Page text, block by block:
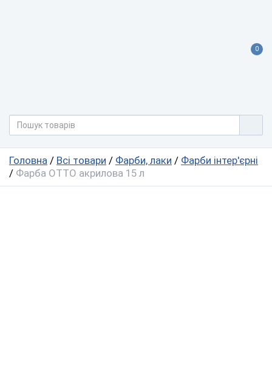
0
Головна / Всі товари / Фарби, лаки / Фарби інтер'єрні
/ Фарба ОТТО акрилова 15 л